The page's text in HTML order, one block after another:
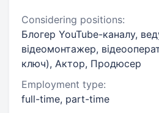
Considering positions:
Блогер YouTube-каналу,
відеомонтажер,
ключ), Актор, Продюсер
Employment type:
full-time, part-time